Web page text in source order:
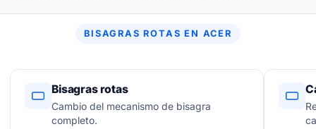
BISAGRAS ROTAS EN ACER
Bisagras rotas
Cambio del mecanismo de bisagra
completo.